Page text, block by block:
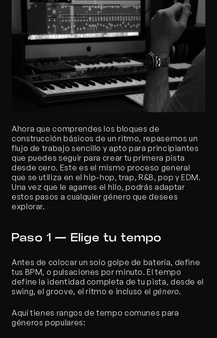
Ahora que comprendes los bloques de
construcción básicos de un ritmo, repasemos un
flujo de trabajo sencillo y apto para principiantes
que puedes seguir para crear tu primera pista
desde cero. Este es el mismo proceso general
que se utiliza en el hip-hop, trap, R&B, pop y EDM.
Una vez que le agarres el hilo, podrás adaptar
estos pasos a cualquier género que desees
explorar.
Paso 1 — Elige tu tempo
Antes de colocar un solo golpe de batería, define
tus BPM, o pulsaciones por minuto. El tempo
define la identidad completa de tu pista, desde el
swing, el groove, el ritmo e incluso el género.
Aquí tienes rangos de tempo comunes para
géneros populares: